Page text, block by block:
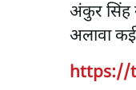
अंकुर सिंह
अलावा कई
https://